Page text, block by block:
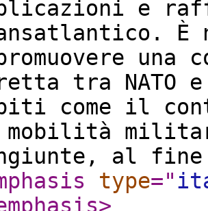
e
È
una
tra NATO
come il
al
type="
>